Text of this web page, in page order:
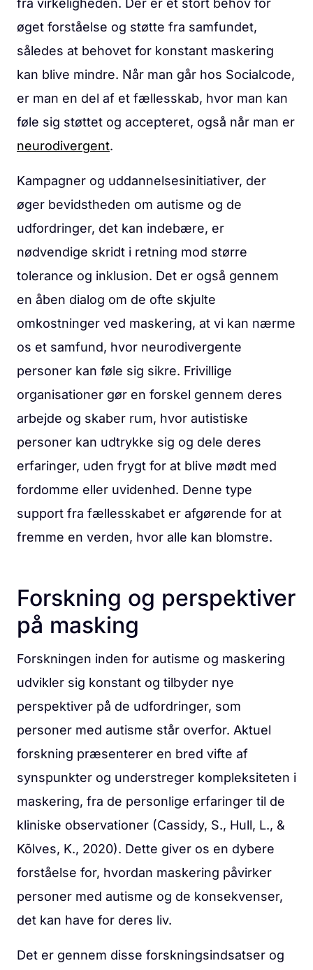
øget forståelse og støtte fra samfundet,
således at behovet for konstant maskering
kan blive mindre. Når man går hos Socialcode,
er man en del af et fællesskab, hvor man kan
føle sig støttet og accepteret, også når man er
neurodivergent.
Kampagner og uddannelsesinitiativer, der
øger bevidstheden om autisme og de
udfordringer, det kan indebære, er
nødvendige skridt i retning mod større
tolerance og inklusion. Det er også gennem
en åben dialog om de ofte skjulte
omkostninger ved maskering, at vi kan nærme
os et samfund, hvor neurodivergente
personer kan føle sig sikre. Frivillige
organisationer gør en forskel gennem deres
arbejde og skaber rum, hvor autistiske
personer kan udtrykke sig og dele deres
erfaringer, uden frygt for at blive mødt med
fordomme eller uvidenhed. Denne type
support fra fællesskabet er afgørende for at
fremme en verden, hvor alle kan blomstre.
Forskning og perspektiver
på masking
Forskningen inden for autisme og maskering
udvikler sig konstant og tilbyder nye
perspektiver på de udfordringer, som
personer med autisme står overfor. Aktuel
forskning præsenterer en bred vifte af
synspunkter og understreger kompleksiteten i
maskering, fra de personlige erfaringer til de
kliniske observationer (Cassidy, S., Hull, L., &
Kõlves, K., 2020). Dette giver os en dybere
forståelse for, hvordan maskering påvirker
personer med autisme og de konsekvenser,
det kan have for deres liv.
Det er gennem disse forskningsindsatser og